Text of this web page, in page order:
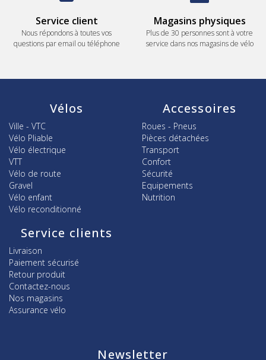
Service client
Nous répondons à toutes vos
questions par email ou téléphone
Magasins physiques
Plus de 30 personnes sont à votre
service dans nos magasins de vélo
Vélos
Ville - VTC
Vélo Pliable
Vélo électrique
VTT
Vélo de route
Gravel
Vélo enfant
Vélo reconditionné
Accessoires
Roues - Pneus
Pièces détachées
Transport
Confort
Sécurité
Equipements
Nutrition
Service clients
Livraison
Paiement sécurisé
Retour produit
Contactez-nous
Nos magasins
Assurance vélo
Newsletter